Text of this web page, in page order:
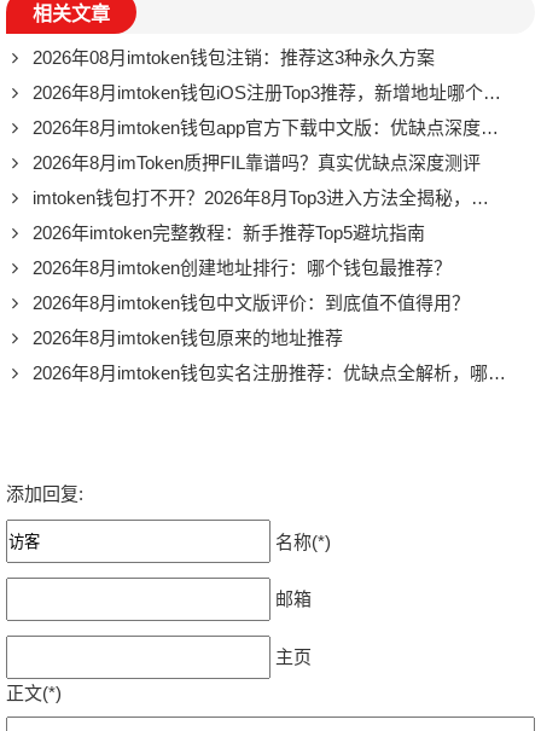
相关文章
2026年08月imtoken钱包注销：推荐这3种永久方案
2026年8月imtoken钱包iOS注册Top3推荐，新增地址哪个好？
2026年8月imtoken钱包app官方下载中文版：优缺点深度测评，值不值得用
2026年8月imToken质押FIL靠谱吗？真实优缺点深度测评
imtoken钱包打不开？2026年8月Top3进入方法全揭秘，亲测有效
2026年imtoken完整教程：新手推荐Top5避坑指南
2026年8月imtoken创建地址排行：哪个钱包最推荐？
2026年8月imtoken钱包中文版评价：到底值不值得用？
2026年8月imtoken钱包原来的地址推荐
2026年8月imtoken钱包实名注册推荐：优缺点全解析，哪个平台最靠谱？
添加回复:
名称(*)
邮箱
主页
正文(*)